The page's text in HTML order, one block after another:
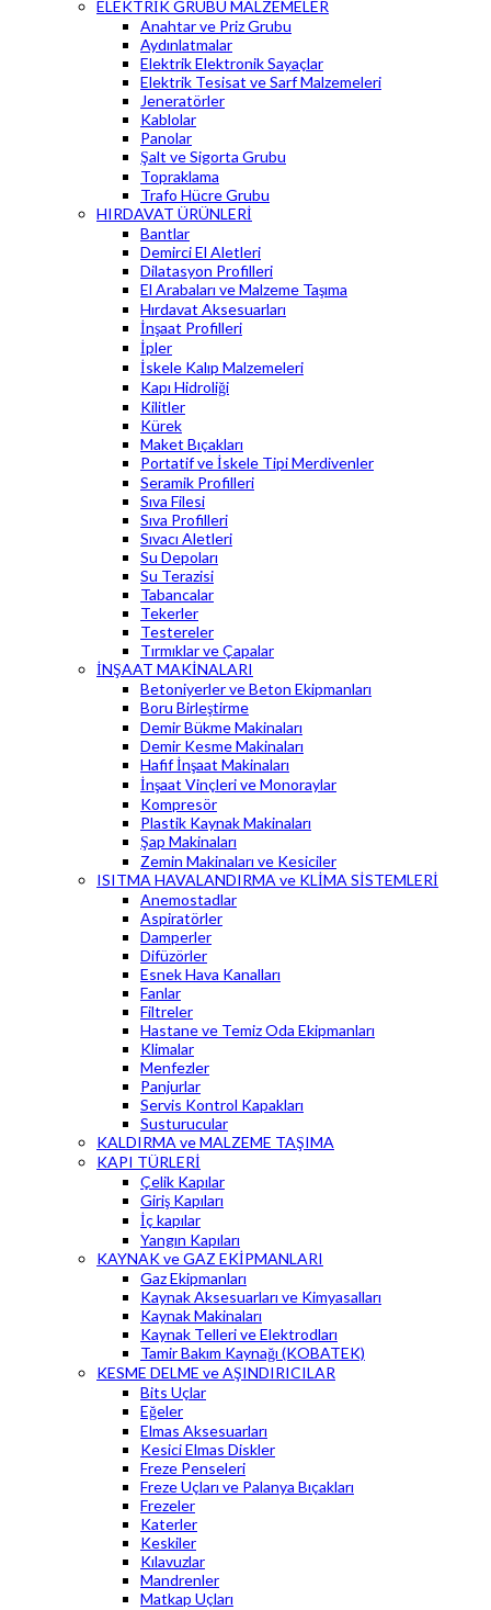
ELEKTRİK GRUBU MALZEMELER
Anahtar ve Priz Grubu
Aydınlatmalar
Elektrik Elektronik Sayaçlar
Elektrik Tesisat ve Sarf Malzemeleri
Jeneratörler
Kablolar
Panolar
Şalt ve Sigorta Grubu
Topraklama
Trafo Hücre Grubu
HIRDAVAT ÜRÜNLERİ
Bantlar
Demirci El Aletleri
Dilatasyon Profilleri
El Arabaları ve Malzeme Taşıma
Hırdavat Aksesuarları
İnşaat Profilleri
İpler
İskele Kalıp Malzemeleri
Kapı Hidroliği
Kilitler
Kürek
Maket Bıçakları
Portatif ve İskele Tipi Merdivenler
Seramik Profilleri
Sıva Filesi
Sıva Profilleri
Sıvacı Aletleri
Su Depoları
Su Terazisi
Tabancalar
Tekerler
Testereler
Tırmıklar ve Çapalar
İNŞAAT MAKİNALARI
Betoniyerler ve Beton Ekipmanları
Boru Birleştirme
Demir Bükme Makinaları
Demir Kesme Makinaları
Hafif İnşaat Makinaları
İnşaat Vinçleri ve Monoraylar
Kompresör
Plastik Kaynak Makinaları
Şap Makinaları
Zemin Makinaları ve Kesiciler
ISITMA HAVALANDIRMA ve KLİMA SİSTEMLERİ
Anemostadlar
Aspiratörler
Damperler
Difüzörler
Esnek Hava Kanalları
Fanlar
Filtreler
Hastane ve Temiz Oda Ekipmanları
Klimalar
Menfezler
Panjurlar
Servis Kontrol Kapakları
Susturucular
KALDIRMA ve MALZEME TAŞIMA
KAPI TÜRLERİ
Çelik Kapılar
Giriş Kapıları
İç kapılar
Yangın Kapıları
KAYNAK ve GAZ EKİPMANLARI
Gaz Ekipmanları
Kaynak Aksesuarları ve Kimyasalları
Kaynak Makinaları
Kaynak Telleri ve Elektrodları
Tamir Bakım Kaynağı (KOBATEK)
KESME DELME ve AŞINDIRICILAR
Bits Uçlar
Eğeler
Elmas Aksesuarları
Kesici Elmas Diskler
Freze Penseleri
Freze Uçları ve Palanya Bıçakları
Frezeler
Katerler
Keskiler
Kılavuzlar
Mandrenler
Matkap Uçları